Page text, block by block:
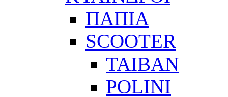
ΠΑΠΙΑ
SCOOTER
ΤΑΙΒΑΝ
POLINI